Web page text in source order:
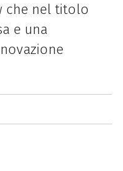
che nel titolo
e una